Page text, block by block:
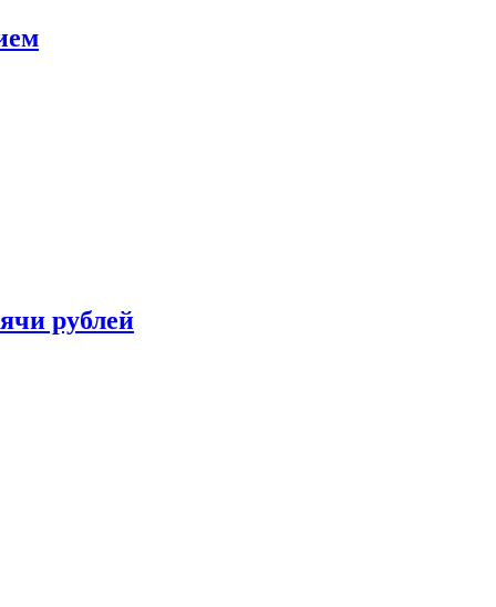
рублей